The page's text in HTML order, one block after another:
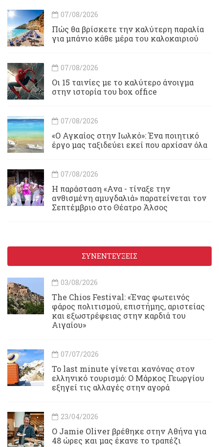
07/08/2026
Πώς θα βρίσκετε την καλύτερη παραλία
για μπάνιο κάθε μέρα του καλοκαιριού
07/08/2026
Οι 15 ταινίες με το καλύτερο άνοιγμα
στην ιστορία του box office
07/08/2026
«Ο Αγκαίος στην Ιωλκό»: Ένα ποιητικό
έργο μας ταξιδεύει εκεί που αρχίσαν όλα
07/08/2026
Η παράσταση «Ανα - τίναξε την
ανθισμένη αμυγδαλιά» παρατείνεται τον
Σεπτέμβριο στο Θέατρο Άλσος
ΣΥΝΕΝΤΕΥΞΕΙΣ
03/08/2026
Τhe Chios Festival: «Ένας φωτεινός
φάρος πολιτισμού, επιστήμης, αριστείας
και εξωστρέφειας στην καρδιά του
Αιγαίου»
07/07/2026
Το last minute γίνεται κανόνας στον
ελληνικό τουρισμό: Ο Μάρκος Γεωργίου
εξηγεί τις αλλαγές στην αγορά
23/04/2026
Ο Jamie Oliver βρέθηκε στην Αθήνα για
48 ώρες και μας έκανε το τραπέζι